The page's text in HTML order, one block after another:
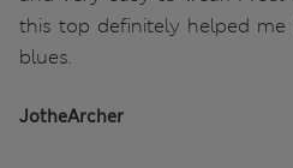
this top definitely helped me
blues.
JotheArcher